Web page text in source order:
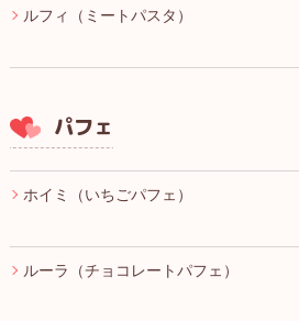
ルフィ（ミートパスタ）
パフェ
ホイミ（いちごパフェ）
ルーラ（チョコレートパフェ）